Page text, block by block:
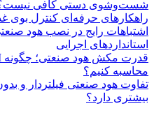
شست‌وشوی دستی کافی
راهکارهای حرفه‌ای کنترل بوی
اشتباهات رایج در نصب هود
استانداردهای اجرایی
محاسبه کنیم؟
تفاوت هود صنعتی فیلتردار و
بیشتری دارد؟